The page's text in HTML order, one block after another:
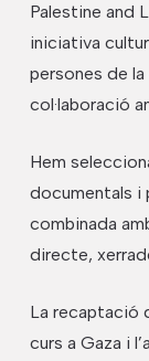
Palestine and
iniciativa
persones de
col·laboració
Hem
documentals i
combinada
directe,
La recaptació
curs a Gaza i